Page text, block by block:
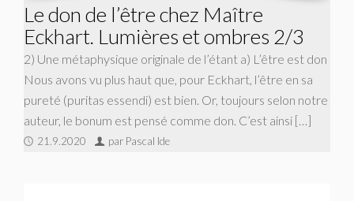
Le don de l’être chez Maître
Eckhart. Lumières et ombres 2/3
2) Une métaphysique originale de l’étant a) L’être est don
Nous avons vu plus haut que, pour Eckhart, l’être en sa
pureté (puritas essendi) est bien. Or, toujours selon notre
auteur, le bonum est pensé comme don. C’est ainsi […]
21.9.2020 par Pascal Ide